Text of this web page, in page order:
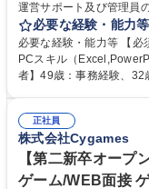
運営サポート及び管理員
事務所内での事務業務等
【年収補足】532万円 ＋
実績） ＋管理業務主任者
人社計画研究所社のグル
無/年休123日
必要な経験・能力等
必要な経験・能力等 【必
PCスキル（Excel,PowerPoint,Word） ■積極的
者】49歳：事務経験、32歳：ド
得出来ております！ 【魅
を一律支給！ ■管理業務主任者資格取得後には50,000円/月の手当あり！
学歴・資格 学歴：大学
一種運転免許普通自動車
正社員
株式会社Cygames
【第二新卒オープ
ゲーム/WEB面接